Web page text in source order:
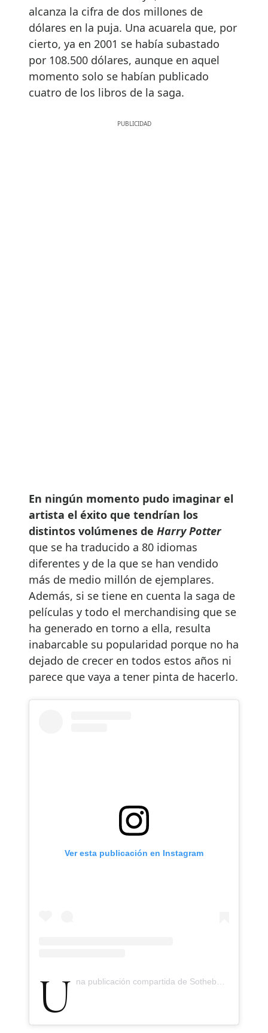
alcanza la cifra de dos millones de
dólares en la puja. Una acuarela que, por
cierto, ya en 2001 se había subastado
por 108.500 dólares, aunque en aquel
momento solo se habían publicado
cuatro de los libros de la saga.
En ningún momento pudo imaginar el
artista el éxito que tendrían los
distintos volúmenes de Harry Potter
que se ha traducido a 80 idiomas
diferentes y de la que se han vendido
más de medio millón de ejemplares.
Además, si se tiene en cuenta la saga de
películas y todo el merchandising que se
ha generado en torno a ella, resulta
inabarcable su popularidad porque no ha
dejado de crecer en todos estos años ni
parece que vaya a tener pinta de hacerlo.
Ver esta publicación en Instagram
Una publicación compartida de Sotheby's (@sothebys)